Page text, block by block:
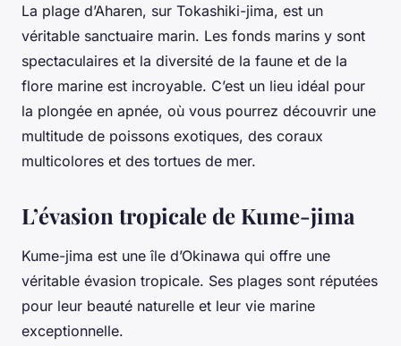
La plage d’Aharen, sur Tokashiki-jima, est un
véritable sanctuaire marin. Les fonds marins y sont
spectaculaires et la diversité de la faune et de la
flore marine est incroyable. C’est un lieu idéal pour
la plongée en apnée, où vous pourrez découvrir une
multitude de poissons exotiques, des coraux
multicolores et des tortues de mer.
L’évasion tropicale de Kume-jima
Kume-jima est une île d’Okinawa qui offre une
véritable évasion tropicale. Ses plages sont réputées
pour leur beauté naturelle et leur vie marine
exceptionnelle.